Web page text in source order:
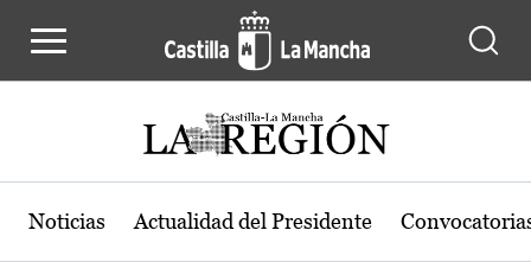
Actualidad de la región de Castilla-
Noticias Actualidad del Presidente